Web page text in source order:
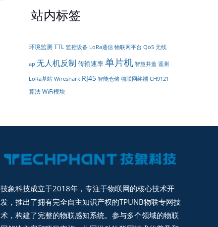
站内标签
环境监测 TTL 监控设备 LoRa通信 物联网平台 QoS 无线
ap 无人机反制 传输速率单片机 智慧井盖 遥测
LoRa基站 Wireshark RJ45 智能仓储 物联网终端 CH9121
算法WiFi模块
技象科技成立于2018年，专注于物联网的核心技术开
发，推出了拥有完全自主知识产权的TPUNB物联专网技
术，构建了完整的物联感知系统。参与多个领域的物联